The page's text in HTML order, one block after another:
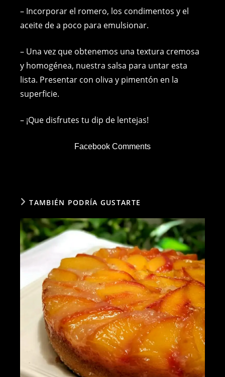
– Incorporar el romero, los condimentos y el
aceite de a poco para emulsionar.
– Una vez que obtenemos una textura cremosa
y homogénea, nuestra salsa para untar esta
lista. Presentar con oliva y pimentón en la
superficie.
– ¡Que disfrutes tu dip de lentejas!
Facebook Comments
TAMBIÉN PODRÍA GUSTARTE